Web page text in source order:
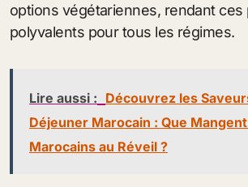
options végétariennes, rendant ces
polyvalents pour tous les régimes.
Lire aussi : Découvrez les
Déjeuner Marocain : Que
Marocains au Réveil ?